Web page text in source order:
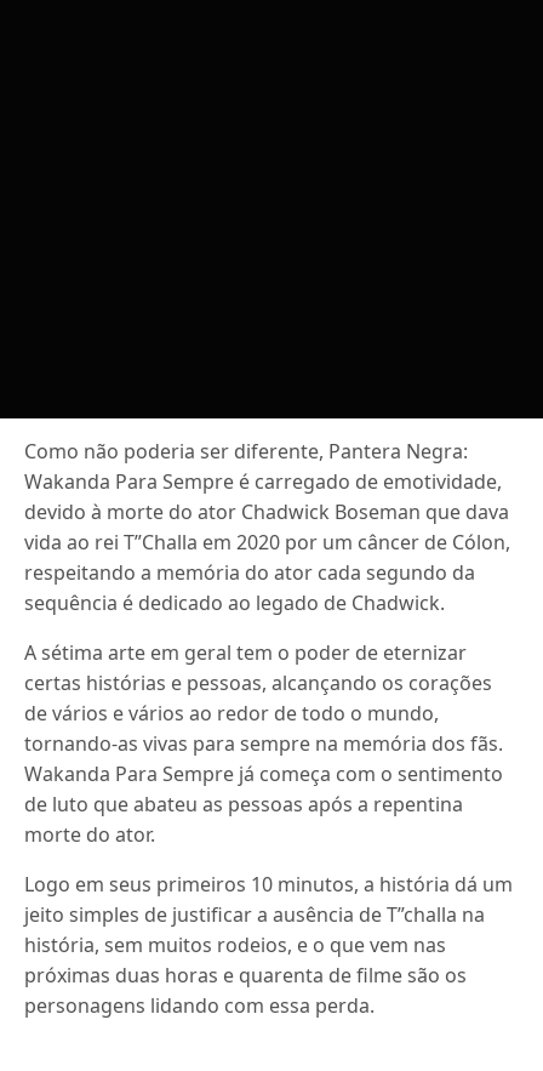
Como não poderia ser diferente, Pantera Negra:
Wakanda Para Sempre é carregado de emotividade,
devido à morte do ator Chadwick Boseman que dava
vida ao rei T”Challa em 2020 por um câncer de Cólon,
respeitando a memória do ator cada segundo da
sequência é dedicado ao legado de Chadwick.
A sétima arte em geral tem o poder de eternizar
certas histórias e pessoas, alcançando os corações
de vários e vários ao redor de todo o mundo,
tornando-as vivas para sempre na memória dos fãs.
Wakanda Para Sempre já começa com o sentimento
de luto que abateu as pessoas após a repentina
morte do ator.
Logo em seus primeiros 10 minutos, a história dá um
jeito simples de justificar a ausência de T”challa na
história, sem muitos rodeios, e o que vem nas
próximas duas horas e quarenta de filme são os
personagens lidando com essa perda.